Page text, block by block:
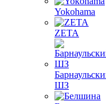
Yokohama
ZETA
ШЗ